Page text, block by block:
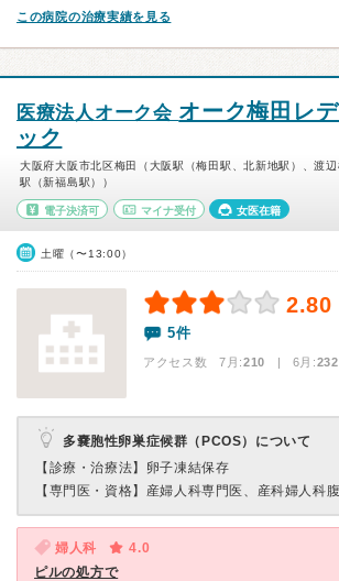
この病院の治療実績を見る
医療法人オーク会 オーク梅田レ
ック
大阪府大阪市北区梅田（大阪駅（梅田駅、北新地駅）、渡
駅（新福島駅））
電子決済可 マイナ受付 女医在籍
土曜（〜13:00）
2.80
5件
アクセス数 7月:210 | 6月:232
多嚢胞性卵巣症候群（PCOS）について
【診療・治療法】 卵子凍結保存
【専門医・資格】 産婦人科専門医、産科婦人科
婦人科
4.0
ピルの処方で